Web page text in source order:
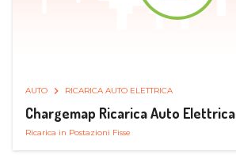
AUTO RICARICA AUTO ELETTRICA
Chargemap Ricarica Auto Elettrica
Ricarica in Postazioni Fisse